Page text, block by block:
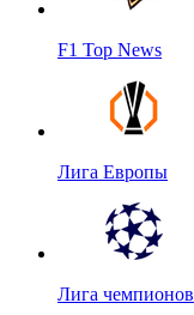
F1 Top News
Лига Европы
Лига чемпионов